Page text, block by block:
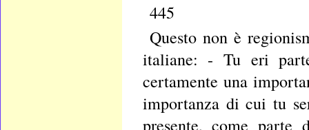
445
Questo non è
italiane: - Tu eri
certamente una
importanza di cui tu
presente, come